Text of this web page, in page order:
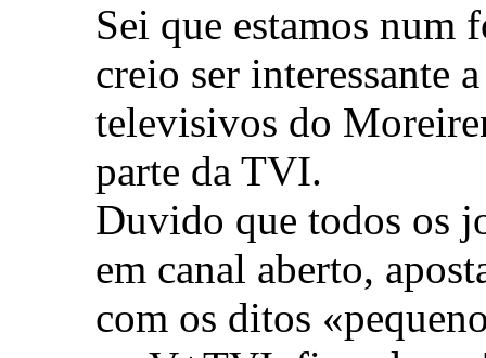
Sei que estamos num
creio ser interessante
televisivos do
parte da TVI.
Duvido que todos os
em canal aberto,
com os ditos